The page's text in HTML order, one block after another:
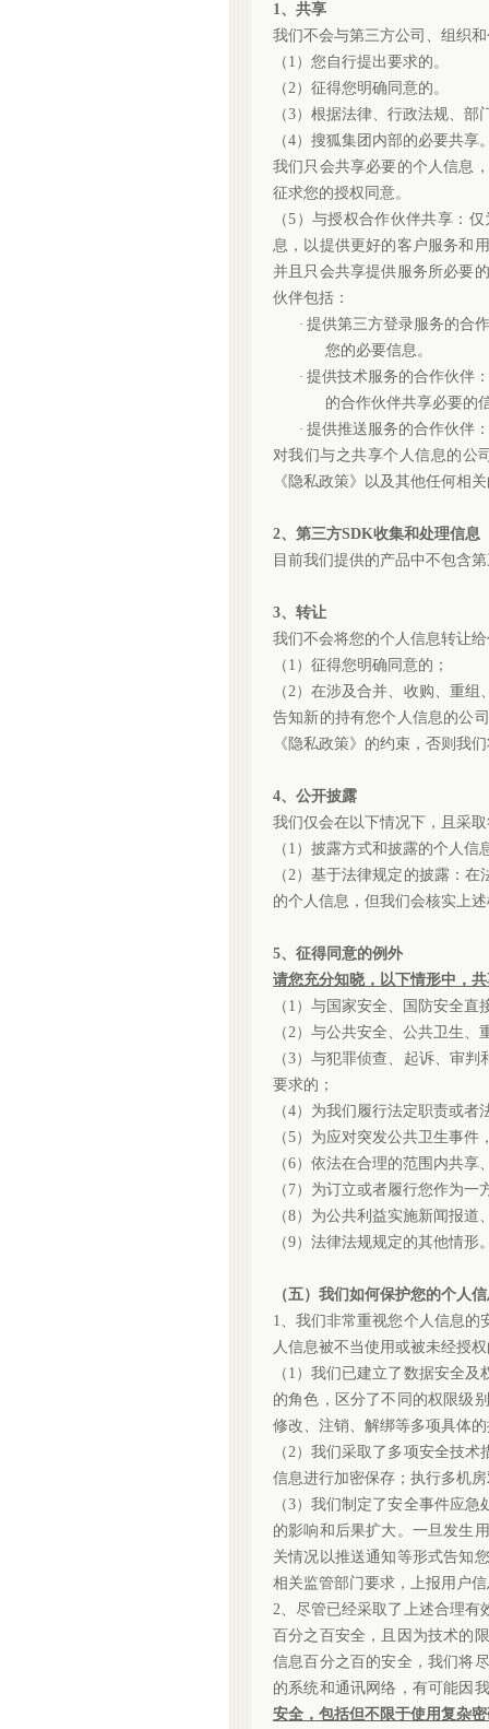
1、共享
我们不会与第三方公司、组织
（ 1）您自行提出要求的。
（2）征得您明确同意的。
（3）根据法律、行政法规、部
（4）搜狐集团内部的必要共享
我们只会共享必要的个人信息
征求您的授权同意。
（5）与授权合作伙伴共享：
息，以提供更好的客户服务和
并且只会共享提供服务所必要
伙伴包括：
· 提供第三方登录服务的合
您的必要信息。
· 提供技术服务的合作伙伴
的合作伙伴共享必要的
· 提供推送服务的合作伙伴
对我们与之共享个人信息的公
《隐私政策》以及其他任何相
2、第三方SDK收集和处理信息
目前我们提供的产品中不包含
3、转让
我们不会将您的个人信息转让
（ 1）征得您明确同意的；
（2）在涉及合并、收购、重组
告知新的持有您个人信息的公
《隐私政策》的约束，否则我
4、公开披露
我们仅会在以下情况下，且采
（ 1）披露方式和披露的个人信
（2）基于法律规定的披露：在
的个人信息，但我们会核实上
5、征得同意的例外
请您充分知晓，以下情形中，
（ 1）与国家安全、国防安全直
（2）与公共安全、公共卫生、
（3）与犯罪侦查、起诉、审判
要求的；
（4）为我们履行法定职责或者
（5）为应对突发公共卫生事件
（6）依法在合理的范围内共享
（ 7）为订立或者履行您作为一
（8）为公共利益实施新闻报道
（9）法律法规规定的其他情形
（五）我们如何保护您的个人
1、我们非常重视您个人信息的
人信息被不当使用或被未经授
（ 1）我们已建立了数据安全及
的角色，区分了不同的权限级
修改、注销、解绑等多项具体
（2）我们采取了多项安全技术
信息进行加密保存；执行多机
（3）我们制定了安全事件应急
的影响和后果扩大。一旦发生
关情况以推送通知等形式告知
相关监管部门要求，上报用户
2、尽管已经采取了上述合理有
百分之百安全，且因为技术的
信息百分之百的安全，我们将
的系统和通讯网络，有可能因
安全，包括但不限于使用复杂